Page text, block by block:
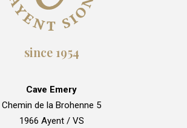
since 1954
Cave Emery
Chemin de la Brohenne 5
1966 Ayent / VS